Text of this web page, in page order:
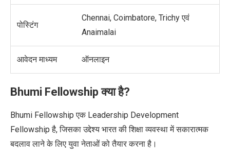
पोस्टिंग
Chennai, Coimbatore, Trichy एवं
Anaimalai
आवेदन माध्यम ऑनलाइन
Bhumi Fellowship क्या है?
Bhumi Fellowship एक Leadership Development
Fellowship है, जिसका उद्देश्य भारत की शिक्षा व्यवस्था में सकारात्मक
बदलाव लाने के लिए युवा नेताओं को तैयार करना है।